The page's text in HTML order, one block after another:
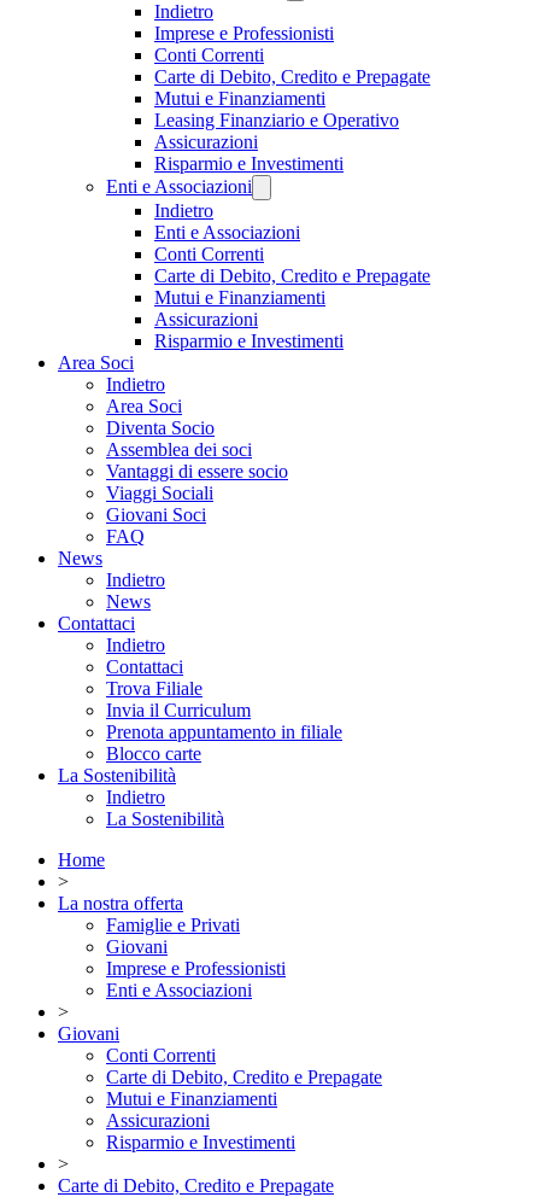
Indietro
Imprese e Professionisti
Conti Correnti
Carte di Debito, Credito e Prepagate
Mutui e Finanziamenti
Leasing Finanziario e Operativo
Assicurazioni
Risparmio e Investimenti
Enti e Associazioni
Indietro
Enti e Associazioni
Conti Correnti
Carte di Debito, Credito e Prepagate
Mutui e Finanziamenti
Assicurazioni
Risparmio e Investimenti
Area Soci
Indietro
Area Soci
Diventa Socio
Assemblea dei soci
Vantaggi di essere socio
Viaggi Sociali
Giovani Soci
FAQ
News
Indietro
News
Contattaci
Indietro
Contattaci
Trova Filiale
Invia il Curriculum
Prenota appuntamento in filiale
Blocco carte
La Sostenibilità
Indietro
La Sostenibilità
Home
>
La nostra offerta
Famiglie e Privati
Giovani
Imprese e Professionisti
Enti e Associazioni
>
Giovani
Conti Correnti
Carte di Debito, Credito e Prepagate
Mutui e Finanziamenti
Assicurazioni
Risparmio e Investimenti
>
Carte di Debito, Credito e Prepagate